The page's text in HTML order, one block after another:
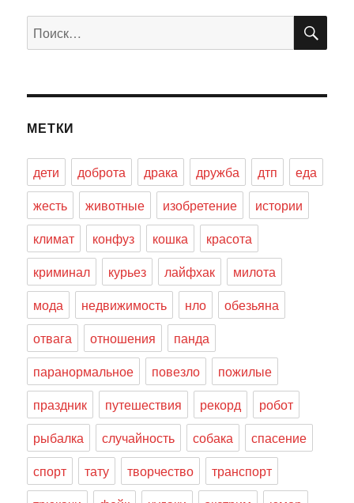
Искать:
МЕТКИ
дети доброта драка дружба дтп
еда
жесть
животные изобретение
истории
климат
конфуз кошка
красота
криминал
курьез лайфхак
милота
мода
недвижимость нло
обезьяна
отвага
отношения
панда
паранормальное
повезло
пожилые
праздник
путешествия рекорд
робот
рыбалка
случайность собака
спасение
спорт
тату творчество
транспорт